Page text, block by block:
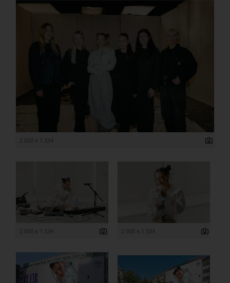
2 000 x 1 334
2 000 x 1 334 2 000 x 1 334